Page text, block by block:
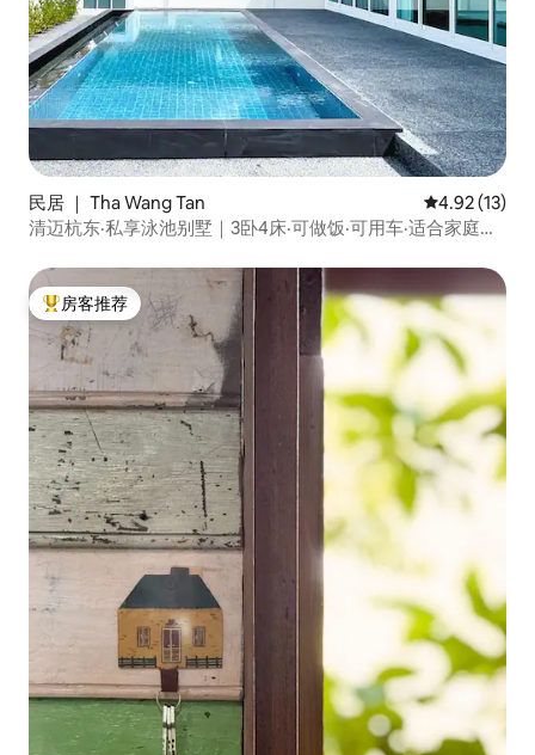
民居 ｜ Tha Wang Tan 平均评分
4.92 (13)
清迈杭东·私享泳池别墅｜3卧4床·可做饭·可用车·适合家庭度
热门「房客推荐」
房客推荐